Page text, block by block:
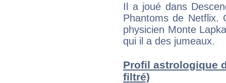
Il a joué dans
Phantoms de Netflix.
physicien Monte
qui il a des jumeaux.
Profil astrologique
filtré)